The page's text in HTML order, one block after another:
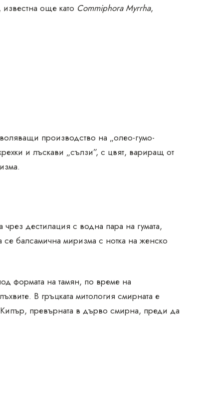
още като Commiphora Myrrha,
производство на „олео-гумо-
и лъскави „сълзи”, с цвят, вариращ от
дестилация с водна пара на гумата,
балсамична миризма с нотка на женско
формата на тамян, по време на
В гръцката митология смирната е
превърната в дърво смирна, преди да